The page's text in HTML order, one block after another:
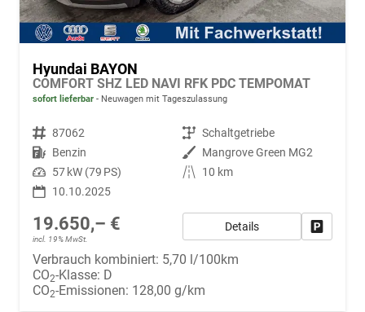
Hyundai BAYON
COMFORT SHZ LED NAVI RFK PDC TEMPOMAT
sofort lieferbar Neuwagen mit Tageszulassung
Fahrzeugnr. 87062 Getriebe Schaltgetriebe
Kraftstoff Benzin Außenfarbe Mangrove Green MG2
Leistung 57 kW (79 PS) Kilometerstand
10 km
10.10.2025
19.650,– €
incl. 19% MwSt.
Details
Verbrauch kombiniert: 5,70 l/100km
CO2-Klasse: D
CO2-Emissionen: 128,00 g/km